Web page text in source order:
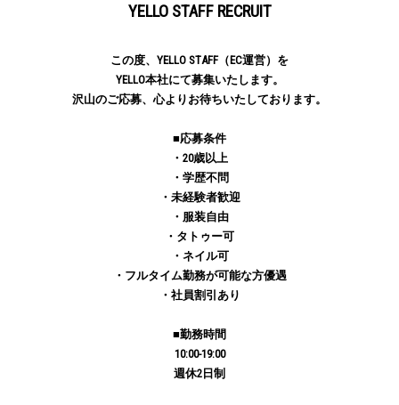
YELLO STAFF RECRUIT
この度、YELLO STAFF（EC運営）を
YELLO本社にて募集いたします。
沢山のご応募、心よりお待ちいたしております。
■️応募条件
・20歳以上
・学歴不問
・未経験者歓迎
・服装自由
・タトゥー可
・ネイル可
・フルタイム勤務が可能な方優遇
・社員割引あり
■️勤務時間
10:00-19:00
週休2日制